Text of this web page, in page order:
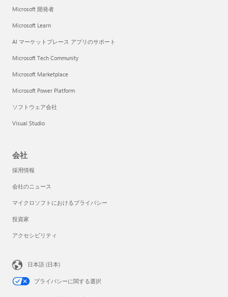
Microsoft 開発者
Microsoft Learn
AI マーケットプレース アプリのサポート
Microsoft Tech Community
Microsoft Marketplace
Microsoft Power Platform
ソフトウェア会社
Visual Studio
会社
採用情報
会社のニュース
マイクロソフトにおけるプライバシー
投資家
アクセシビリティ
日本語 (日本)
プライバシーに関する選択